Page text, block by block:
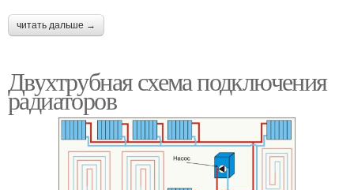
читать дальше →
Двухтрубная схема подключения
радиаторов